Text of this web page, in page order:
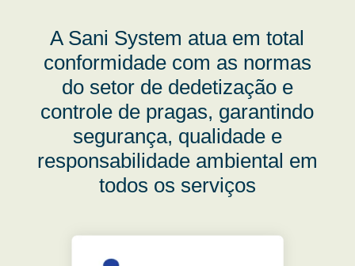
A Sani System atua em total
conformidade com as normas
do setor de dedetização e
controle de pragas, garantindo
segurança, qualidade e
responsabilidade ambiental em
todos os serviços